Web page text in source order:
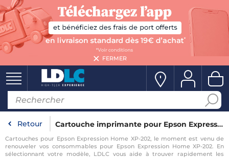
FERMER
Retour Cartouche imprimante pour Epson Expression Home XP-202
Cartouches pour Epson Expression Home XP-202, le moment est venu de
renouveler vos consommables pour Epson Expression Home XP-202. En
sélectionnant votre modèle, LDLC vous aide à trouver rapidement les